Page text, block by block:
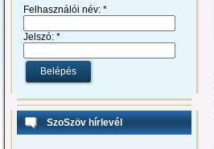
Felhasználói név: *
Jelszó: *
SzoSzöv hírlevél